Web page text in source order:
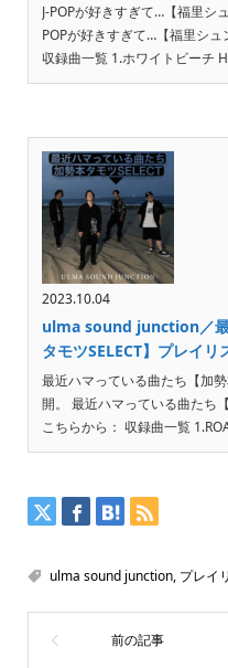
J-POPが好きすぎて…【福里シ
POPが好きすぎて…【福里シュ
収録曲一覧 1.ホワイトビーチ
2023.10.04
ulma sound junction／最
タモツSELECT】プレイリ
最近ハマっている曲たち【加
開。 最近ハマっている曲たち
こちらから： 収録曲一覧
ulma sound junction, プレイ